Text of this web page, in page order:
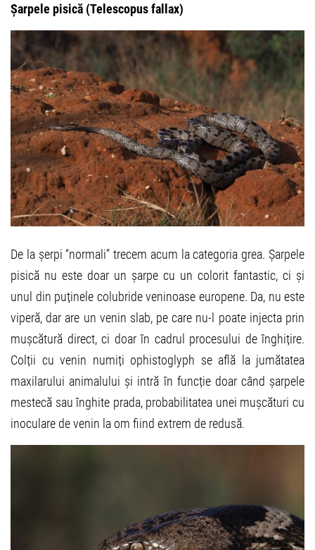
Șarpele pisică (Telescopus fallax)
De la șerpi “normali” trecem acum la categoria grea. Șarpele
pisică nu este doar un șarpe cu un colorit fantastic, ci și
unul din puținele colubride veninoase europene. Da, nu este
viperă, dar are un venin slab, pe care nu-l poate injecta prin
mușcătură direct, ci doar în cadrul procesului de înghițire.
Colții cu venin numiți ophistoglyph se află la jumătatea
maxilarului animalului și intră în funcție doar când șarpele
mestecă sau înghite prada, probabilitatea unei mușcături cu
inoculare de venin la om fiind extrem de redusă.